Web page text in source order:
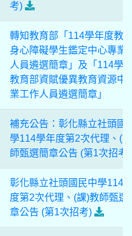
考)
轉知教育部「114學年度教
身心障礙學生鑑定中心專業
人員遴選簡章」及「114學
教育部資賦優異教育資源中
業工作人員遴選簡章」
補充公告：彰化縣立社頭國
學114學年度第2次代理、(
師甄選簡章公告 (第1次招考)
彰化縣立社頭國民中學114
度第2次代理、(課)教師甄選
章公告 (第1次招考)